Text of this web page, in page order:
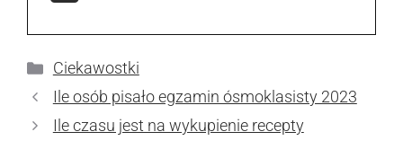
Kategorie
Ciekawostki
Ile osób pisało egzamin ósmoklasisty 2023
Ile czasu jest na wykupienie recepty